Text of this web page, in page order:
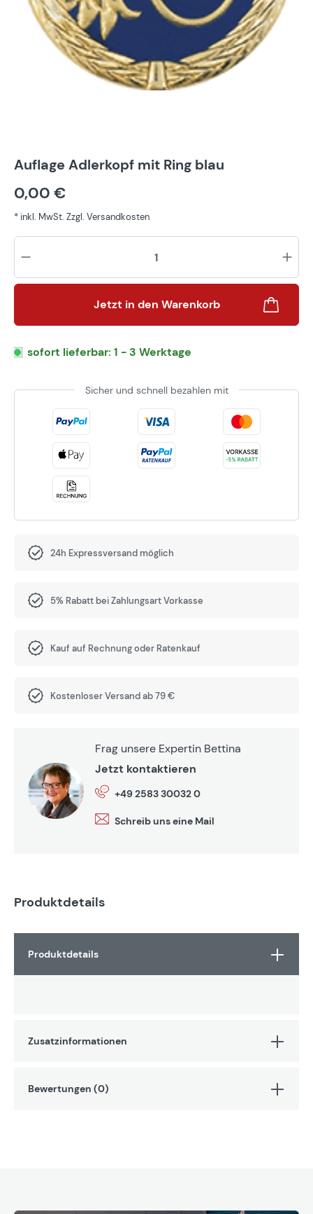
Auflage Adlerkopf mit Ring blau
0,00 €
* inkl. MwSt. Zzgl. Versandkosten
Jetzt in den Warenkorb
sofort lieferbar: 1 - 3 Werktage
Sicher und schnell bezahlen mit
24h Expressversand möglich
5% Rabatt bei Zahlungsart Vorkasse
Kauf auf Rechnung oder Ratenkauf
Kostenloser Versand ab 79 €
Frag unsere Expertin Bettina
Jetzt kontaktieren
+49 2583 30032 0
Schreib uns eine Mail
Produktdetails
Produktdetails
Zusatzinformationen
Bewertungen (0)